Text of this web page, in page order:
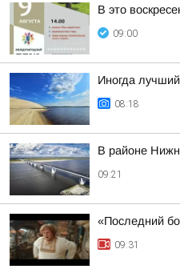
В это
09:00
Иногда
08:18
В районе
09:21
«Последний
09:31